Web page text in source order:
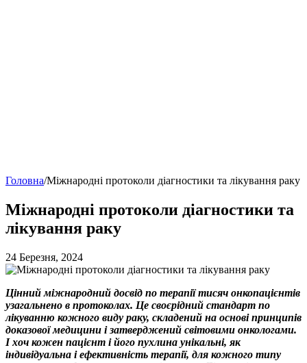
Головна/Міжнародні протоколи діагностики та лікування раку
Міжнародні протоколи діагностики та
лікування раку
24 Березня, 2024
Цінний міжнародний досвід по терапії тисяч онкопацієнтів
узагальнено в протоколах. Це своєрідний стандарт по
лікуванню кожного виду раку, складений на основі принципів
доказової медицини і затверджений світовими онкологами.
І хоч кожен пацієнт і його пухлина унікальні, як
індивідуальна і ефективність терапії, для кожного типу